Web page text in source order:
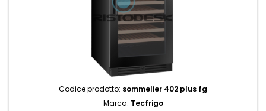
Codice prodotto: sommelier 402 plus fg
Marca: Tecfrigo